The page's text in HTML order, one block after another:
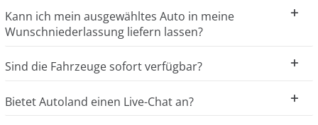
Kann ich mein ausgewähltes Auto in meine
Wunschniederlassung liefern lassen?
Sind die Fahrzeuge sofort verfügbar?
Bietet Autoland einen Live-Chat an?